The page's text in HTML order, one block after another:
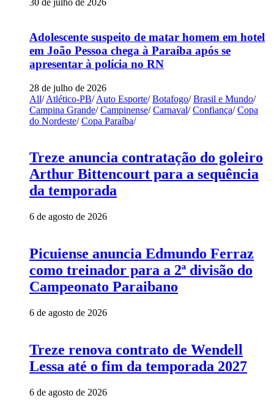
30 de julho de 2026
Adolescente suspeito de matar homem em hotel
em João Pessoa chega à Paraíba após se
apresentar à polícia no RN
28 de julho de 2026
All/ Atlético-PB/ Auto Esporte/ Botafogo/ Brasil e Mundo/
Campina Grande/ Campinense/ Carnaval/ Confiança/ Copa
do Nordeste/ Copa Paraíba/
Treze anuncia contratação do goleiro
Arthur Bittencourt para a sequência
da temporada
6 de agosto de 2026
Picuiense anuncia Edmundo Ferraz
como treinador para a 2ª divisão do
Campeonato Paraibano
6 de agosto de 2026
Treze renova contrato de Wendell
Lessa até o fim da temporada 2027
6 de agosto de 2026